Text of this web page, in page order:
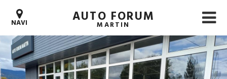
NAVI AUTO FORUM
MARTIN